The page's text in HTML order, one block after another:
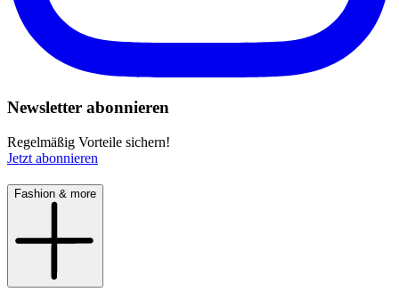
Newsletter abonnieren
Regelmäßig Vorteile sichern!
Jetzt abonnieren
Fashion & more